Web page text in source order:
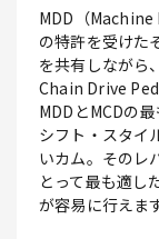
MDD（
の特許を受けた
を共有しながら
Chain Drive
MDDとMCDの
シフト・スタイ
いカム。そのレ
とって最も適し
が容易に行えま